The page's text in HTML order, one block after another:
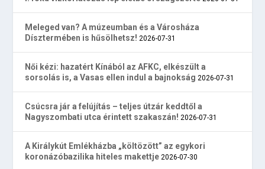
Meleged van? A múzeumban és a Városháza
Dísztermében is hűsölhetsz! 2026-07-31
Női kézi: hazatért Kínából az AFKC, elkészült a
sorsolás is, a Vasas ellen indul a bajnokság 2026-07-31
Csúcsra jár a felújítás – teljes útzár keddtől a
Nagyszombati utca érintett szakaszán! 2026-07-31
A Királykút Emlékházba „költözött” az egykori
koronázóbazilika hiteles makettje 2026-07-30